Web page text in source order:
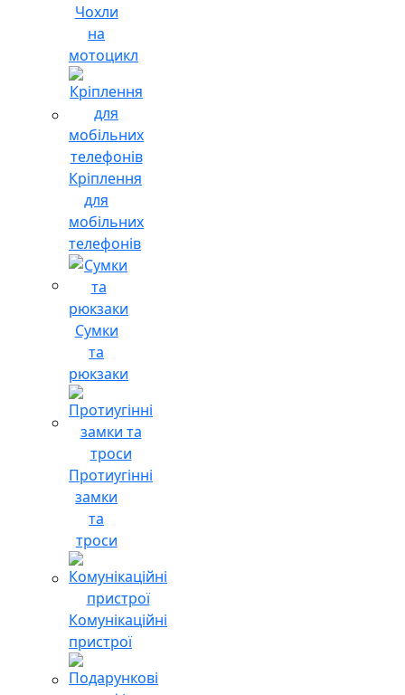
Чохли
на
мотоцикл
Кріплення
для
мобільних
телефонів
Сумки
та
рюкзаки
Протиугінні
замки
та
троси
Комунікаційні
пристрої